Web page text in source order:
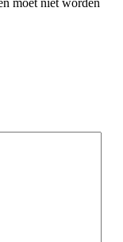
moet niet worden